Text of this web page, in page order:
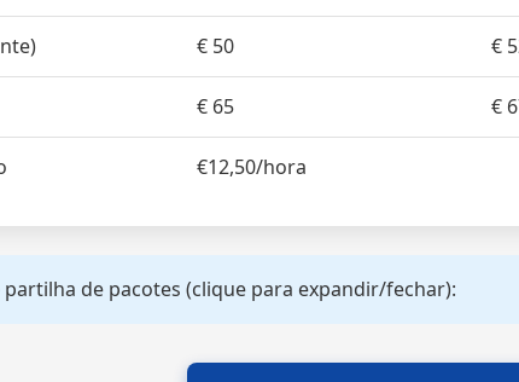
€ 50 €
€ 65 €
€12,50/hora
de pacotes (clique para expandir/fechar):